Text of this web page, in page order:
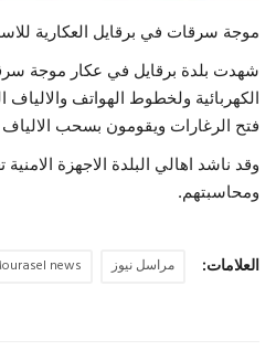
موجة سرقات في برقايل العكارية
شهدت بلدة برقايل في عكار موجة
الكهربائية ولخطوط الهواتف
فتح الرغارات ويقومون بسحب
وقد ناشد اهالي البلدة الاجهزة
ومحاسبتهم.
العلامات: مراسل نيوز news